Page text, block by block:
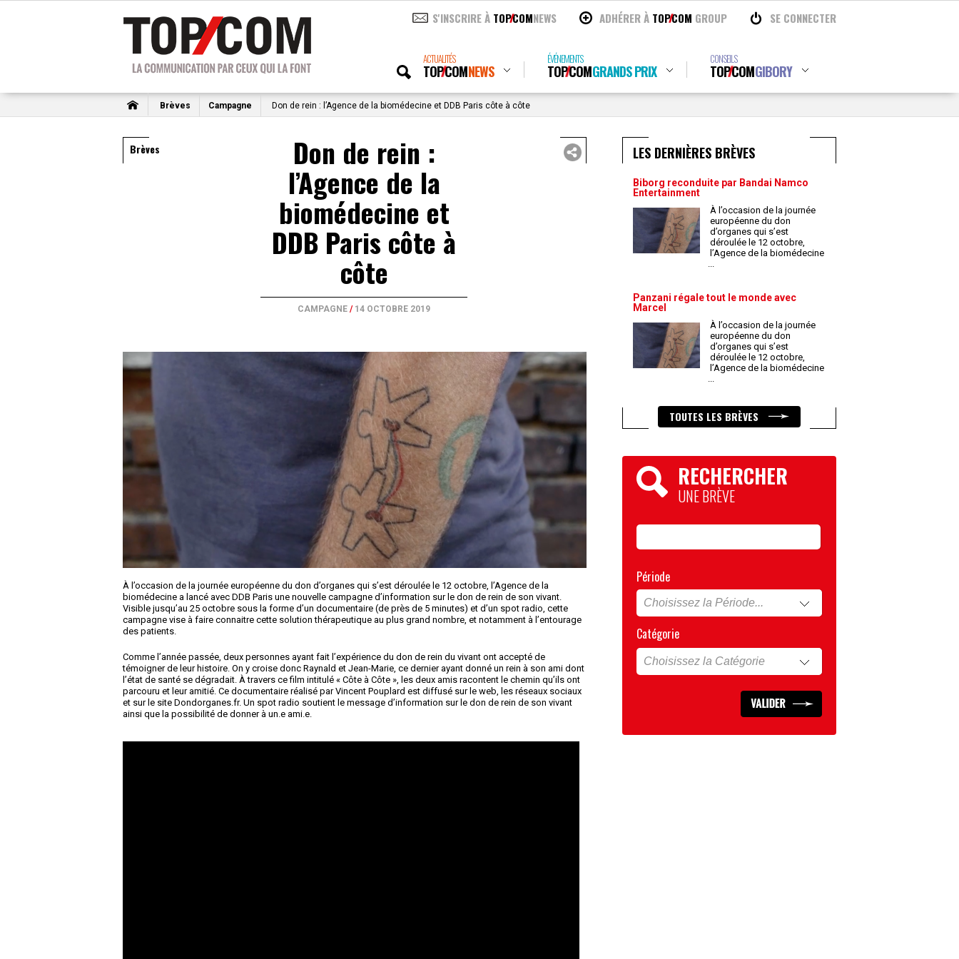
S'INSCRIRE À TOPCOMNEWS ADHÉRER À TOPCOM GROUP SE CONNECTER
ACTUALITÉS
TOPCOMNEWS
ÉVÉNEMENTS
TOPCOMGRANDS PRIX
CONSEILS
TOPCOMGIBORY
Brèves Campagne Don de rein : l’Agence de la biomédecine et DDB Paris côte à côte
Brèves Don de rein :
l’Agence de la
biomédecine et
DDB Paris côte à
côte
CAMPAGNE / 14 OCTOBRE 2019
À l’occasion de la journée européenne du don d’organes qui s’est déroulée le 12 octobre, l’Agence de la
biomédecine a lancé avec DDB Paris une nouvelle campagne d’information sur le don de rein de son vivant.
Visible jusqu’au 25 octobre sous la forme d’un documentaire (de près de 5 minutes) et d’un spot radio, cette
campagne vise à faire connaitre cette solution thérapeutique au plus grand nombre, et notamment à l’entourage
des patients.
Comme l’année passée, deux personnes ayant fait l’expérience du don de rein du vivant ont accepté de
témoigner de leur histoire. On y croise donc Raynald et Jean-Marie, ce dernier ayant donné un rein à son ami dont
l’état de santé se dégradait. À travers ce film intitulé « Côte à Côte », les deux amis racontent le chemin qu’ils ont
parcouru et leur amitié. Ce documentaire réalisé par Vincent Pouplard est diffusé sur le web, les réseaux sociaux
et sur le site Dondorganes.fr. Un spot radio soutient le message d’information sur le don de rein de son vivant
ainsi que la possibilité de donner à un.e ami.e.
LES DERNIÈRES BRÈVES
Biborg reconduite par Bandai Namco
Entertainment
À l’occasion de la journée
européenne du don
d’organes qui s’est
déroulée le 12 octobre,
l’Agence de la biomédecine
...
Panzani régale tout le monde avec
Marcel
À l’occasion de la journée
européenne du don
d’organes qui s’est
déroulée le 12 octobre,
l’Agence de la biomédecine
...
TOUTES LES BRÈVES
RECHERCHER
UNE BRÈVE
Période
Catégorie